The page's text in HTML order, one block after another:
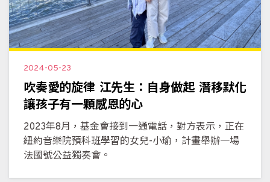
2024-05-23
吹奏愛的旋律 江先生：自身做起 潛移默化
讓孩子有一顆感恩的心
2023年8月，基金會接到一通電話，對方表示，正在
紐約音樂院預科班學習的女兒-小瑜，計畫舉辦一場
法國號公益獨奏會。